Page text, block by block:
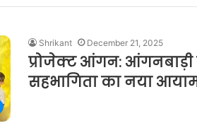
Shrikant December 21, 2025
प्रोजेक्ट आंगन:
सहभागिता का नया